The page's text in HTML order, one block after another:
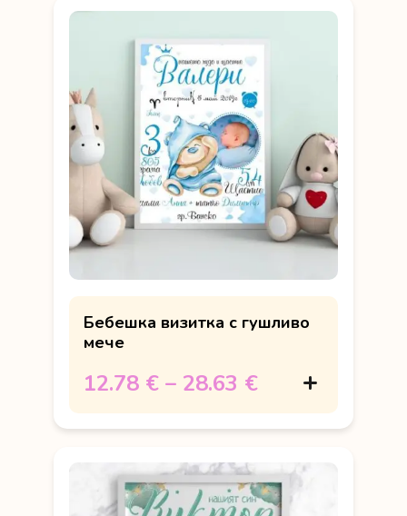
Бебешка визитка с гушливо
мече
12.78 € – 28.63 €